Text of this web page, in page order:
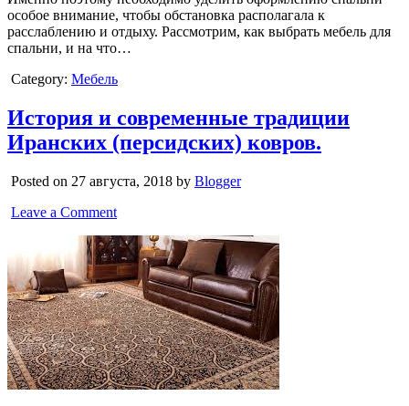
особое внимание, чтобы обстановка располагала к
расслаблению и отдыху. Рассмотрим, как выбрать мебель для
спальни, и на что…
Category: Мебель
История и современные традиции
Иранских (персидских) ковров.
Posted on 27 августа, 2018 by Blogger
Leave a Comment